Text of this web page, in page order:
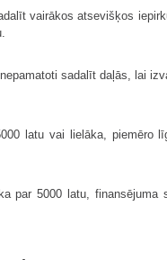
vairākos atsevišķos
sadalīt daļās, lai
latu vai lielāka, piemēro
par 5000 latu,